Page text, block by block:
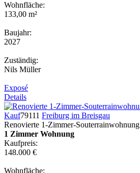
Wohnfläche:
133,00 m²
Baujahr:
2027
Zuständig:
Nils Müller
Exposé
Details
Kauf79111 Freiburg im Breisgau
Renovierte 1-Zimmer-Souterrainwohnung
1 Zimmer Wohnung
Kaufpreis:
148.000 €
Wohnfläche: